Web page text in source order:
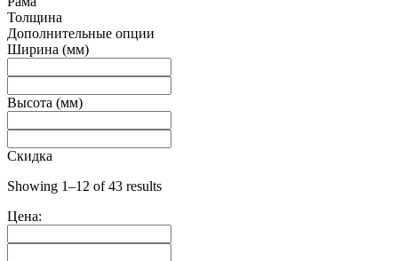
Толщина
Дополнительные опции
Ширина (мм)
Высота (мм)
Скидка
Showing 1–12 of 43 results
Цена: